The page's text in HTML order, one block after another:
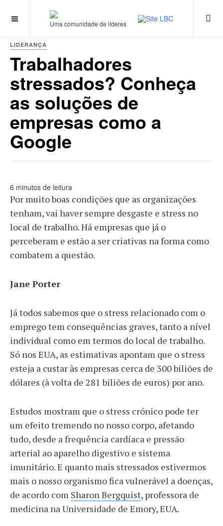
Uma comunidade de líderes
LIDERANÇA
Trabalhadores
stressados? Conheça
as soluções de
empresas como a
Google
6 minutos de leitura
Por muito boas condições que as organizações
tenham, vai haver sempre desgaste e stress no
local de trabalho. Há empresas que já o
perceberam e estão a ser criativas na forma como
combatem a questão.
Jane Porter
Já todos sabemos que o stress relacionado com o
emprego tem consequências graves, tanto a nível
individual como em termos do local de trabalho.
Só nos EUA, as estimativas apontam que o stress
esteja a custar às empresas cerca de 300 biliões de
dólares (à volta de 281 biliões de euros) por ano.
Estudos mostram que o stress crónico pode ter
um efeito tremendo no nosso corpo, afetando
tudo, desde a frequência cardíaca e pressão
arterial ao aparelho digestivo e sistema
imunitário. E quanto mais stressados ​​estivermos
mais o nosso organismo fica vulnerável a doenças,
de acordo com Sharon Bergquist, professora de
medicina na Universidade de Emory, EUA.